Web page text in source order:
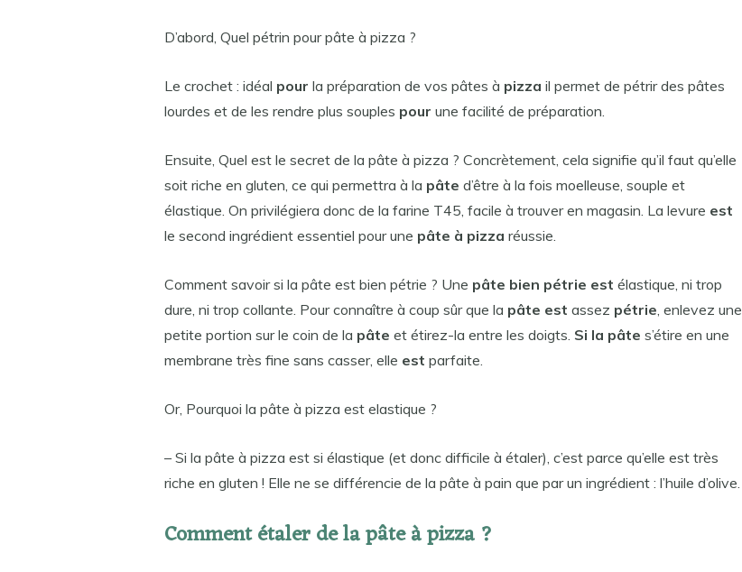
D’abord, Quel pétrin pour pâte à pizza ?
Le crochet : idéal pour la préparation de vos pâtes à pizza il permet de pétrir des pâtes
lourdes et de les rendre plus souples pour une facilité de préparation.
Ensuite, Quel est le secret de la pâte à pizza ? Concrètement, cela signifie qu’il faut qu’elle
soit riche en gluten, ce qui permettra à la pâte d’être à la fois moelleuse, souple et
élastique. On privilégiera donc de la farine T45, facile à trouver en magasin. La levure est
le second ingrédient essentiel pour une pâte à pizza réussie.
Comment savoir si la pâte est bien pétrie ? Une pâte bien pétrie est élastique, ni trop
dure, ni trop collante. Pour connaître à coup sûr que la pâte est assez pétrie, enlevez une
petite portion sur le coin de la pâte et étirez-la entre les doigts. Si la pâte s’étire en une
membrane très fine sans casser, elle est parfaite.
Or, Pourquoi la pâte à pizza est elastique ?
– Si la pâte à pizza est si élastique (et donc difficile à étaler), c’est parce qu’elle est très
riche en gluten ! Elle ne se différencie de la pâte à pain que par un ingrédient : l’huile d’olive.
Comment étaler de la pâte à pizza ?